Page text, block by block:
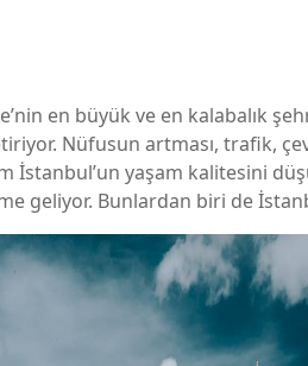
en büyük ve en kalabalık
Nüfusun artması, trafik,
İstanbul’un yaşam kalitesini
geliyor. Bunlardan biri de